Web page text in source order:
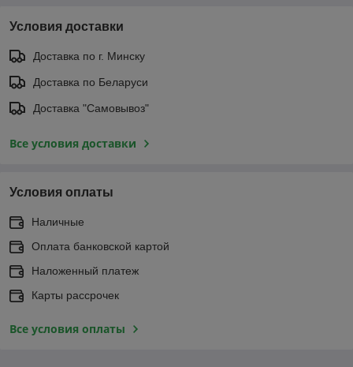
Условия доставки
Доставка по г. Минску
Доставка по Беларуси
Доставка "Самовывоз"
Все условия доставки
Условия оплаты
Наличные
Оплата банковской картой
Наложенный платеж
Карты рассрочек
Все условия оплаты